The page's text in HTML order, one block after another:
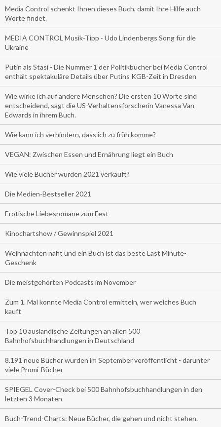
Media Control schenkt Ihnen dieses Buch, damit Ihre Hilfe auch
Worte findet.
MEDIA CONTROL Musik-Tipp - Udo Lindenbergs Song für die
Ukraine
Putin als Stasi - Die Nummer 1 der Politikbücher bei Media Control
enthält spektakuläre Details über Putins KGB-Zeit in Dresden
Wie wirke ich auf andere Menschen? Die ersten 10 Worte sind
entscheidend, sagt die US-Verhaltensforscherin Vanessa Van
Edwards in ihrem Buch.
Wie kann ich verhindern, dass ich zu früh komme?
VEGAN: Zwischen Essen und Ernährung liegt ein Buch
Wie viele Bücher wurden 2021 verkauft?
Die Medien-Bestseller 2021
Erotische Liebesromane zum Fest
Kinochartshow / Gewinnspiel 2021
Weihnachten naht und ein Buch ist das beste Last Minute-
Geschenk
Die meistgehörten Podcasts im November
Zum 1. Mal konnte Media Control ermitteln, wer welches Buch
kauft
Top 10 ausländische Zeitungen an allen 500
Bahnhofsbuchhandlungen in Deutschland
8.191 neue Bücher wurden im September veröffentlicht - darunter
viele Promi-Bücher
SPIEGEL Cover-Check bei 500 Bahnhofsbuchhandlungen in den
letzten 3 Monaten
Buch-Trend-Charts: Neue Bücher, die gehen und nicht stehen.